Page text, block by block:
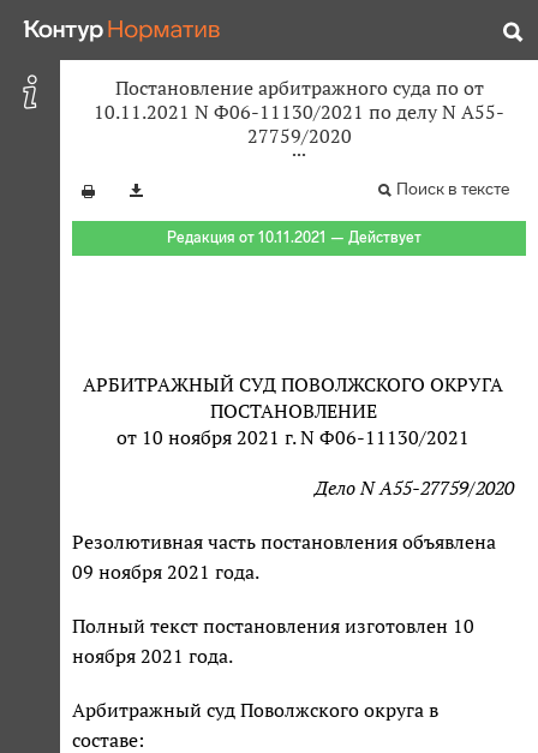
Постановление арбитражного суда по от
10.11.2021 N Ф06-11130/2021 по делу N А55-
27759/2020
Поиск в тексте
Редакция от 10.11.2021 — Действует
АРБИТРАЖНЫЙ СУД ПОВОЛЖСКОГО ОКРУГА
ПОСТАНОВЛЕНИЕ
от 10 ноября 2021 г. N Ф06-11130/2021
Дело N А55-27759/2020
Резолютивная часть постановления объявлена
09 ноября 2021 года.
Полный текст постановления изготовлен 10
ноября 2021 года.
Арбитражный суд Поволжского округа в
составе: